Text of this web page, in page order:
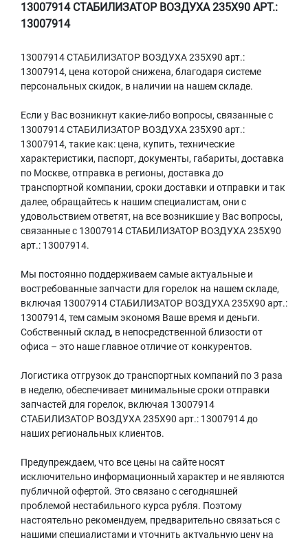
13007914 СТАБИЛИЗАТОР ВОЗДУХА 235X90 АРТ.:
13007914
13007914 СТАБИЛИЗАТОР ВОЗДУХА 235X90 арт.:
13007914, цена которой снижена, благодаря системе
персональных скидок, в наличии на нашем складе.
Если у Вас возникнут какие-либо вопросы, связанные с
13007914 СТАБИЛИЗАТОР ВОЗДУХА 235X90 арт.:
13007914, такие как: цена, купить, технические
характеристики, паспорт, документы, габариты, доставка
по Москве, отправка в регионы, доставка до
транспортной компании, сроки доставки и отправки и так
далее, обращайтесь к нашим специалистам, они с
удовольствием ответят, на все возникшие у Вас вопросы,
связанные с 13007914 СТАБИЛИЗАТОР ВОЗДУХА 235X90
арт.: 13007914.
Мы постоянно поддерживаем самые актуальные и
востребованные запчасти для горелок на нашем складе,
включая 13007914 СТАБИЛИЗАТОР ВОЗДУХА 235X90 арт.:
13007914, тем самым экономя Ваше время и деньги.
Собственный склад, в непосредственной близости от
офиса – это наше главное отличие от конкурентов.
Логистика отгрузок до транспортных компаний по 3 раза
в неделю, обеспечивает минимальные сроки отправки
запчастей для горелок, включая 13007914
СТАБИЛИЗАТОР ВОЗДУХА 235X90 арт.: 13007914 до
наших региональных клиентов.
Предупреждаем, что все цены на сайте носят
исключительно информационный характер и не являются
публичной офертой. Это связано с сегодняшней
проблемой нестабильного курса рубля. Поэтому
настоятельно рекомендуем, предварительно связаться с
нашими специалистами и уточнить актуальную цену на